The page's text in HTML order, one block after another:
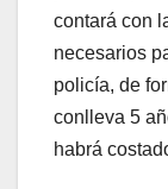
contará con
necesarios
policía, de
conlleva 5
habrá